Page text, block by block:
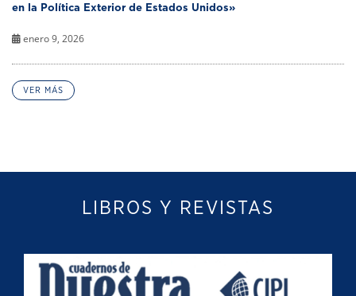
en la Política Exterior de Estados Unidos»
enero 9, 2026
VER MÁS
LIBROS Y REVISTAS